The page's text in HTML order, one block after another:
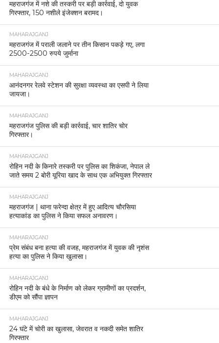
महराजगंज में नशे की तस्करी पर बड़ी कार्रवाई, दो युवक
गिरफ्तार, 150 नशीले इंजेक्शन बरामद।
MAHARAJGANJ
महराजगंज में पराली जलाने पर तीन किसान पकड़े गए, लगा
2500-2500 रुपये जुर्माना
MAHARAJGANJ
आनंदनगर रेलवे स्टेशन की सुरक्षा व्यवस्था का एसपी ने लिया
जायजा।
MAHARAJGANJ
महराजगंज पुलिस की बड़ी कार्रवाई, चार शातिर चोर
गिरफ्तार।
MAHARAJGANJ
रोहिन नदी के किनारे तस्करी पर पुलिस का शिकंजा, नेपाल ले
जाते समय 2 बोरी यूरिया खाद के साथ एक अभियुक्त गिरफ्तार
MAHARAJGANJ
महराजगंज | थाना फरेन्दा क्षेत्र में हुए आदित्य चौरसिया
हत्याकांड का पुलिस ने किया सफल अनावरण।
MAHARAJGANJ
प्रेम संबंध बना हत्या की वजह, महराजगंज में युवक की नृशंस
हत्या का पुलिस ने किया खुलासा।
MAHARAJGANJ
रोहिन नदी के बंधे के निर्माण को लेकर ग्रामीणों का प्रदर्शन,
डीएम को सौंपा ज्ञापन
MAHARAJGANJ
24 घंटे में चोरी का खुलासा, जेवरात व नकदी समेत शातिर
गिरफ्तार